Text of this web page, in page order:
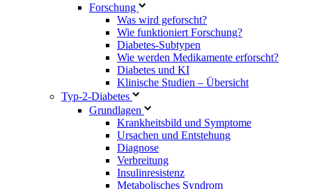
Forschung
Was wird geforscht?
Wie funktioniert Forschung?
Diabetes-Subtypen
Wie werden Medikamente erforscht?
Diabetes und KI
Klinische Studien – Übersicht
Typ-2-Diabetes
Grundlagen
Krankheitsbild und Symptome
Ursachen und Entstehung
Diagnose
Verbreitung
Insulinresistenz
Metabolisches Syndrom